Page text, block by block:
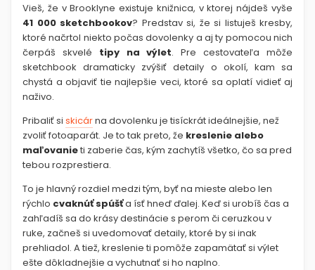
Vieš, že v Brooklyne existuje knižnica, v ktorej nájdeš vyše
41 000 sketchbookov? Predstav si, že si listuješ kresby,
ktoré načrtol niekto počas dovolenky a aj ty pomocou nich
čerpáš skvelé tipy na výlet. Pre cestovateľa môže
sketchbook dramaticky zvýšiť detaily o okolí, kam sa
chystá a objaviť tie najlepšie veci, ktoré sa oplatí vidieť aj
naživo.
Pribaliť si skicárna dovolenku je tisíckrát ideálnejšie, než
zvoliť fotoaparát. Je to tak preto, že kreslenie alebo
maľovanieti zaberie čas, kým zachytíš všetko, čo sa pred
tebou rozprestiera.
To je hlavný rozdiel medzi tým, byť na mieste alebo len
rýchlo cvaknúť spúšťa ísť hneď ďalej. Keď si urobíš čas a
zahľadíš sa do krásy destinácie s perom či ceruzkou v
ruke, začneš si uvedomovať detaily, ktoré by si inak
prehliadol. A tiež, kreslenie ti pomôže zapamätať si výlet
ešte dôkladnejšie a vychutnať si ho naplno.